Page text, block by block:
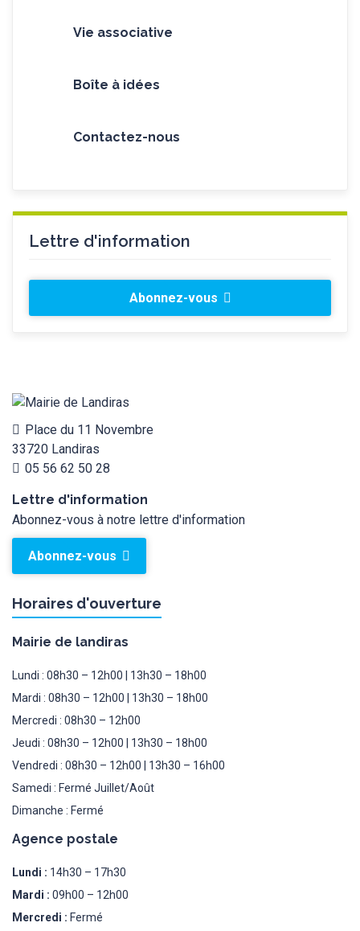
Vie associative
Boîte à idées
Contactez-nous
Lettre d'information
Abonnez-vous
Place du 11 Novembre
33720 Landiras
05 56 62 50 28
Lettre d'information
Abonnez-vous à notre lettre d'information
Abonnez-vous
Horaires d'ouverture
Mairie de landiras
Lundi : 08h30 – 12h00 | 13h30 – 18h00
Mardi : 08h30 – 12h00 | 13h30 – 18h00
Mercredi : 08h30 – 12h00
Jeudi : 08h30 – 12h00 | 13h30 – 18h00
Vendredi : 08h30 – 12h00 | 13h30 – 16h00
Samedi : Fermé Juillet/Août
Dimanche : Fermé
Agence postale
Lundi : 14h30 – 17h30
Mardi : 09h00 – 12h00
Mercredi : Fermé